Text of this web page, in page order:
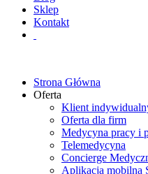
Sklep
Kontakt
Strona Główna
Oferta
Klient
Oferta dla firm
Medycyna pracy i
Telemedycyna
Concierge
Aplikacja mobilna